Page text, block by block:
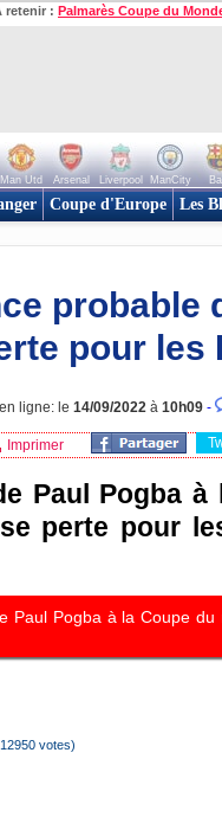
retenir : Palmarès Coupe du
Man Utd Arsenal Liverpool ManCity
Coupe d'Europe Les
probable
pour les
ligne: le 14/09/2022 à 10h09 -
Imprimer
Paul Pogba
perte pour
Paul Pogba à la Coupe
votes)